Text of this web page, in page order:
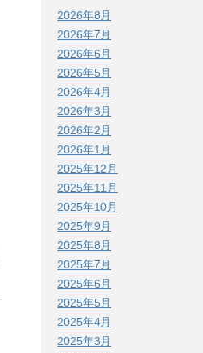
2026年8月
2026年7月
2026年6月
2026年5月
2026年4月
2026年3月
2026年2月
2026年1月
2025年12月
2025年11月
2025年10月
2025年9月
2025年8月
2025年7月
2025年6月
2025年5月
2025年4月
2025年3月